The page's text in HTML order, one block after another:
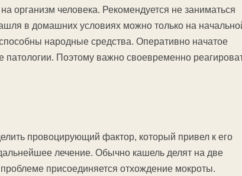
организм человека. Рекомендуется не заниматься
в домашних условиях можно только на
народные средства. Оперативно начатое
патологии. Поэтому важно своевременно
провоцирующий фактор, который привел к его
лечение. Обычно кашель делят на две
присоединяется отхождение мокроты.